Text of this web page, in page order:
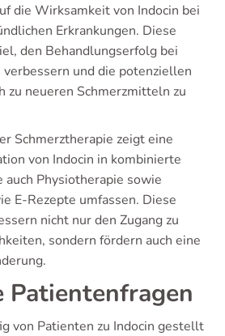
die Wirksamkeit von Indocin bei
Erkrankungen. Diese
den Behandlungserfolg bei
und die potenziellen
zu neueren Schmerzmitteln zu
Schmerztherapie zeigt eine
von Indocin in kombinierte
auch Physiotherapie sowie
E-Rezepte umfassen. Diese
nicht nur den Zugang zu
sondern fördern auch eine
Patientenfragen
von Patienten zu Indocin gestellt